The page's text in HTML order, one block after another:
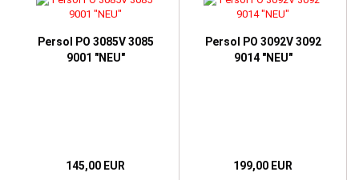
Persol PO 3085V 3085
9001 "NEU"
145,00 EUR
Persol PO 3092V 3092
9014 "NEU"
199,00 EUR